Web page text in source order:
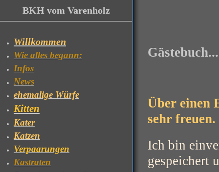
BKH vom Varenholz
Willkommen
Wie alles begann:
Infos
News
ehemalige Würfe
Kitten
Kater
Katzen
Verpaarungen
Kastraten
Über einen
sehr freuen.
Ich bin
gespeichert